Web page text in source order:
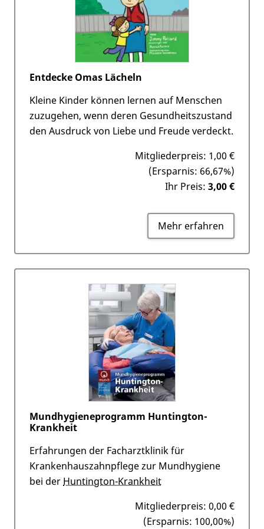
Entdecke Omas Lächeln
Kleine Kinder können lernen auf Menschen
zuzugehen, wenn deren Gesundheitszustand
den Ausdruck von Liebe und Freude verdeckt.
Mitgliederpreis: 1,00 €
(Ersparnis: 66,67%)
Ihr Preis: 3,00 €
Mehr erfahren
Mundhygieneprogramm Huntington-
Krankheit
Erfahrungen der Facharztklinik für
Krankenhauszahnpflege zur Mundhygiene
bei der Huntington-Krankheit
Mitgliederpreis: 0,00 €
(Ersparnis: 100,00%)